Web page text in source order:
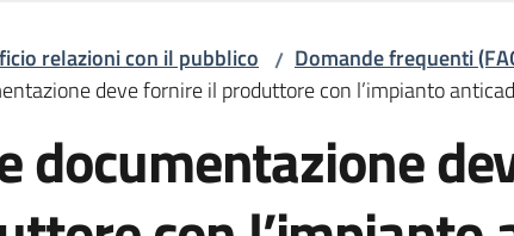
relazioni con il pubblico / Domande frequenti
deve fornire il produttore con l’impianto
documentazione